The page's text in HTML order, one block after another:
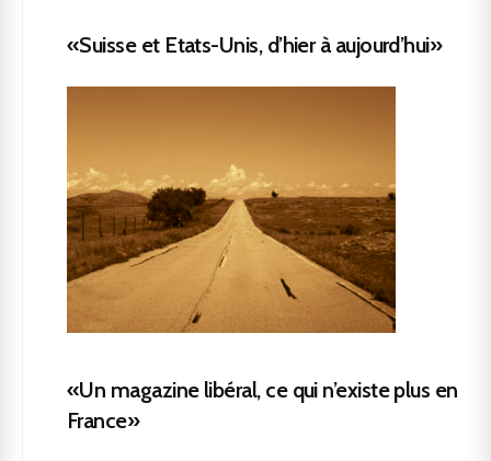
«Suisse et Etats-Unis, d’hier à aujourd’hui»
«Un magazine libéral, ce qui n’existe plus en
France»